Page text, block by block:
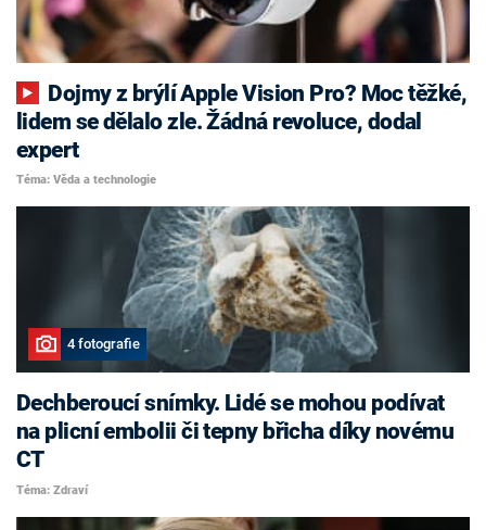
lidem se dělalo zle. Žádná revoluce, dodal
expert
Téma: Věda a technologie
4 fotografie
Dechberoucí snímky. Lidé se mohou podívat
na plicní embolii či tepny břicha díky novému
CT
Téma: Zdraví